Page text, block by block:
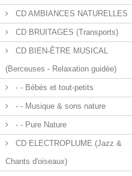
CD AMBIANCES NATURELLES
CD BRUITAGES (Transports)
CD BIEN-ÊTRE MUSICAL
(Berceuses - Relaxation guidée)
- - Bébés et tout-petits
- - Musique & sons nature
- - Pure Nature
CD ELECTROPLUME (Jazz &
Chants d'oiseaux)